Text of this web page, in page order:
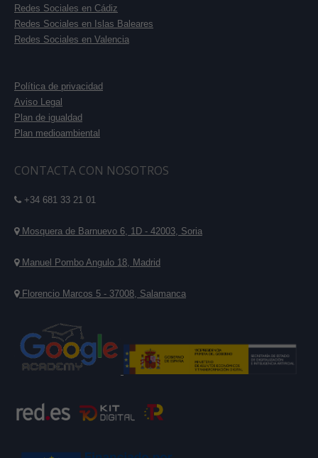
Redes Sociales en Cádiz
Redes Sociales en Islas Baleares
Redes Sociales en Valencia
Política de privacidad
Aviso Legal
Plan de igualdad
Plan medioambiental
CONTACTA CON NOSOTROS
+34 681 33 21 01
Mosquera de Barnuevo 6, 1D - 42003, Soria
Manuel Pombo Angulo 18, Madrid
Florencio Marcos 5 - 37008, Salamanca